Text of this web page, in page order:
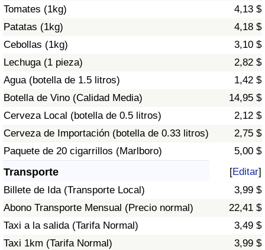
Tomates (1kg)
4,13 $
Patatas (1kg)
4,18 $
Cebollas (1kg)
3,10 $
Lechuga (1 pieza)
2,82 $
Agua (botella de 1.5 litros)
1,42 $
Botella de Vino (Calidad Media)
14,95 $
Cerveza Local (botella de 0.5 litros)
2,12 $
Cerveza de Importación (botella de 0.33 litros)
2,75 $
Paquete de 20 cigarrillos (Marlboro)
5,00 $
Transporte [Editar]
Billete de Ida (Transporte Local)
3,99 $
Abono Transporte Mensual (Precio normal)
22,41 $
Taxi a la salida (Tarifa Normal)
3,49 $
Taxi 1km (Tarifa Normal)
3,99 $
Índice de Contaminación por País
Índice de Tráfico
Índice de Tráfico (Actual)